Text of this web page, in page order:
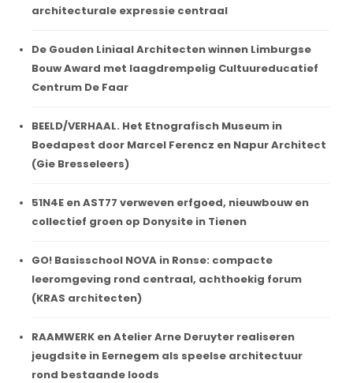
architecturale expressie centraal
De Gouden Liniaal Architecten winnen Limburgse
Bouw Award met laagdrempelig Cultuureducatief
Centrum De Faar
BEELD/VERHAAL. Het Etnografisch Museum in
Boedapest door Marcel Ferencz en Napur Architect
(Gie Bresseleers)
51N4E en AST77 verweven erfgoed, nieuwbouw en
collectief groen op Donysite in Tienen
GO! Basisschool NOVA in Ronse: compacte
leeromgeving rond centraal, achthoekig forum
(KRAS architecten)
RAAMWERK en Atelier Arne Deruyter realiseren
jeugdsite in Eernegem als speelse architectuur
rond bestaande loods